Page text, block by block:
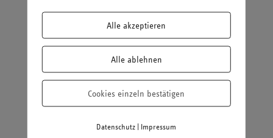
Wenn Du eine steuerliche Vorschrift abschaffen könntest, welche
wäre es?
für Steuerzahler transparenter und verständlicher werden.
Alle akzeptieren
Alle ablehnen
Cookies einzeln bestätigen
Datenschutz| Impressum